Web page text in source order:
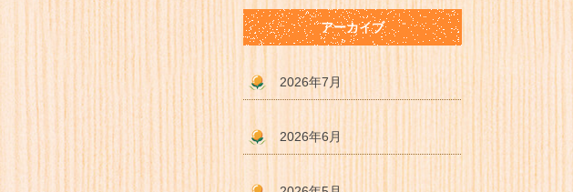
アーカイブ
2026年7月
2026年6月